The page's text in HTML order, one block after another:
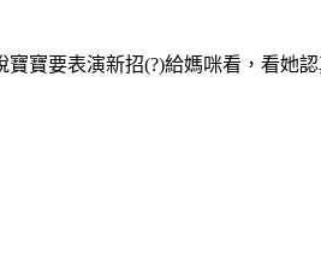
寶要表演新招(?)給媽咪看，看她